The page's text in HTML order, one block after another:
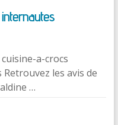
a-crocs
les avis de
…